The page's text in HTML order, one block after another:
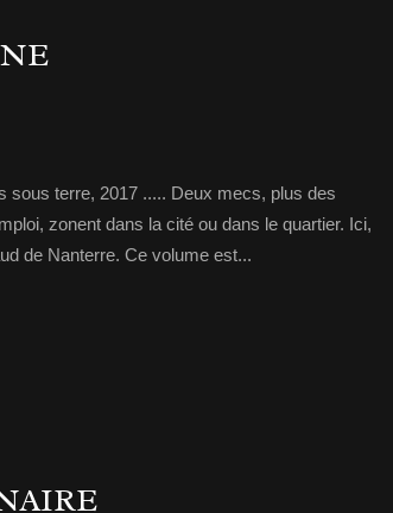
sous terre, 2017 ..... Deux mecs, plus des
zonent dans la cité ou dans le quartier. Ici,
de Nanterre. Ce volume est...